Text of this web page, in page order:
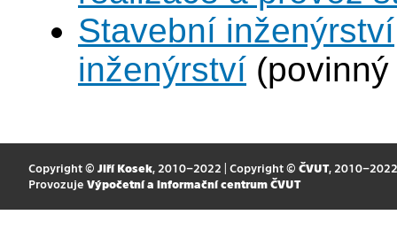
Stavební
inženýrství
Copyright © Jiří Kosek, 2010–2022 | Copyright © ČVUT, 2010–2022
Provozuje Výpočetní a informační centrum ČVUT